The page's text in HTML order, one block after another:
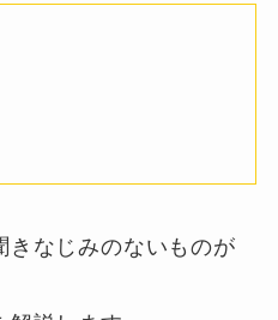
きなじみのないものが